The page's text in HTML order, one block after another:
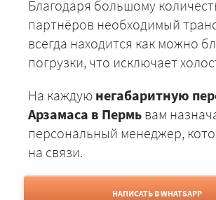
Благодаря большому
партнёров необходимый
всегда находится как можно
погрузки, что исключает
На каждую негабаритную
Арзамаса в Пермь вам
персональный менеджер,
на связи.
НАПИСАТЬ В WHATSAPP